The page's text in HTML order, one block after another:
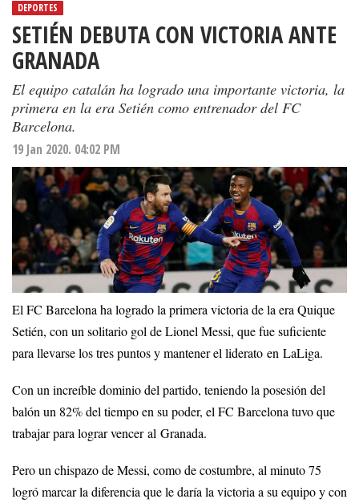
DEPORTES
SETIÉN DEBUTA CON VICTORIA ANTE
GRANADA
El equipo catalán ha logrado una importante victoria, la
primera en la era Setién como entrenador del FC
Barcelona.
19 Jan 2020. 04:02 PM
El FC Barcelona ha logrado la primera victoria de la era Quique
Setién, con un solitario gol de Lionel Messi, que fue suficiente
para llevarse los tres puntos y mantener el liderato en LaLiga.
Con un increíble dominio del partido, teniendo la posesión del
balón un 82% del tiempo en su poder, el FC Barcelona tuvo que
trabajar para lograr vencer al Granada.
Pero un chispazo de Messi, como de costumbre, al minuto 75
logró marcar la diferencia que le daría la victoria a su equipo y con